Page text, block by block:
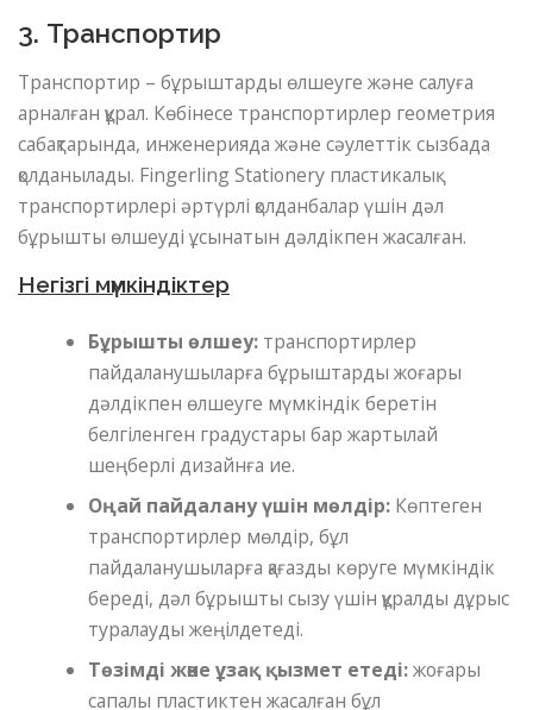
3. Транспортир
Транспортир – бұрыштарды өлшеуге және салуға
арналған құрал. Көбінесе транспортирлер геометрия
сабақтарында, инженерияда және сәулеттік сызбада
қолданылады. Fingerling Stationery пластикалық
транспортирлері әртүрлі қолданбалар үшін дәл
бұрышты өлшеуді ұсынатын дәлдікпен жасалған.
Негізгі мүмкіндіктер
Бұрышты өлшеу: транспортирлер
пайдаланушыларға бұрыштарды жоғары
дәлдікпен өлшеуге мүмкіндік беретін
белгіленген градустары бар жартылай
шеңберлі дизайнға ие.
Оңай пайдалану үшін мөлдір: Көптеген
транспортирлер мөлдір, бұл
пайдаланушыларға қағазды көруге мүмкіндік
береді, дәл бұрышты сызу үшін құралды дұрыс
туралауды жеңілдетеді.
Төзімді және ұзақ қызмет етеді:жоғары
сапалы пластиктен жасалған бұл